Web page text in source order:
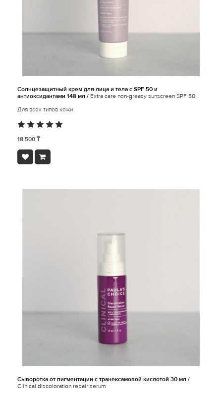
Солнцезащитный крем для лица и тела с SPF 50 и
антиоксидантами 148 мл / Extra care non-greasy sunscreen SPF 50
Для всех типов кожи
18 500 ₸
Сыворотка от пигментации с транексамовой кислотой 30 мл /
Clinical discoloration repair serum